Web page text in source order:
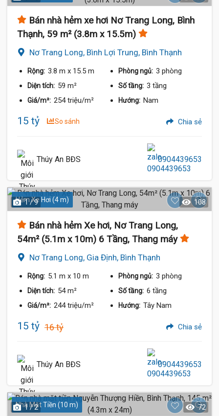
Bán nhà hẻm xe hơi Nơ Trang Long, Bình
Thạnh, 59 m² (3.8m x 15.5m)
Nơ Trang Long, Bình Lợi Trung, Bình Thạnh
Rộng: 3.8 m x 15.5 m Phòng ngủ: 3 phòng
Diện tích: 59 m² Số tầng: 3 tầng
Giá/m²: 254 triệu/m² Hướng: Nam
15 tỷ So sánh Chia sẻ
Thúy An BĐS 0904439653
Hẻm Xe Hơi (4 m)
1 / 9 108
Bán nhà hẻm Xe hơi, Nơ Trang Long,
54m² (5.1m x 10m) 6 Tầng, Thang máy
Nơ Trang Long, Gia Định, Bình Thạnh
Rộng: 5.1 m x 10 m Phòng ngủ: 3 phòng
Diện tích: 54 m² Số tầng: 6 tầng
Giá/m²: 244 triệu/m² Hướng: Tây Nam
15 tỷ 16 tỷ Chia sẻ
Thúy An BĐS 0904439653
Nhà Mặt Tiền (10 m)
1 / 2 72